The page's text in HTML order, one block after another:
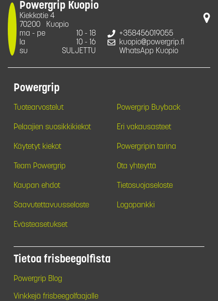
Powergrip Kuopio
Kiekkotie 4
70200
Kuopio
ma - pe
10 - 18
la
10 - 16
su
SULJETTU
+358456019055
kuopio@powergrip.fi
WhatsApp Kuopio
Powergrip
Tuotearvostelut Powergrip Buyback
Pelaajien suosikkikiekot Eri vakausasteet
Käytetyt kiekot Powergripin tarina
Team Powergrip Ota yhteyttä
Kaupan ehdot Tietosuojaseloste
Saavutettavuusseloste Logopankki
Evästeasetukset
Tietoa frisbeegolfista
Powergrip Blog
Vinkkejä frisbeegolfaajalle